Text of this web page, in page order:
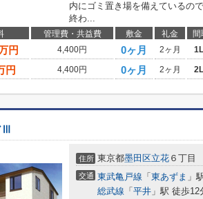
内にゴミ置き場を備えているの
終わ...
管理費・共益費 敷金 礼金 間
円 4,400円 0ヶ月 2ヶ月
円 4,400円 0ヶ月 2ヶ月
住所 東京都墨田区立花 ６丁目
交通 東武亀戸線 「 東あずま 」
総武線 「 平井 」駅 徒歩12